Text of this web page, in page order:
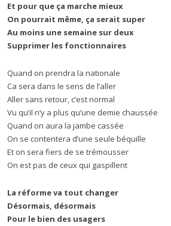
Et pour que ça marche mieux
On pourrait même, ça serait super
Au moins une semaine sur deux
Supprimer les fonctionnaires
Quand on prendra la nationale
Ca sera dans le sens de l’aller
Aller sans retour, c’est normal
Vu qu’il n’y a plus qu’une demie chaussée
Quand on aura la jambe cassée
On se contentera d’une seule béquille
Et on sera fiers de se trémousser
On est pas de ceux qui gaspillent
La réforme va tout changer
Désormais, désormais
Pour le bien des usagers